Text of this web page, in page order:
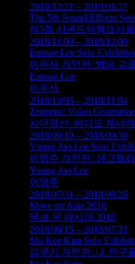
2018/12/21 – 2019/01/27
The 5th Sound Effects
제5회 사운드이펙트서
2018/11/09 – 2018/12/09
Eunsae Lee Solo
이은새 개인전: 밤의 괴
Eunsae Lee
이은새
2018/10/05 – 2018/11/04
Zeitgeist: Video Generation
시대정신: 비디오 제너
2018/09/10 – 2018/09/30
Young Joo Lee Solo
이영주 개인전: 샹그릴라
Young Joo Lee
이영주
2018/07/31 – 2018/08/26
Move on Asia 2018
무브 온 아시아 2018
2018/06/15 – 2018/07/22
Mu Kee Kim Solo
김무기 개인전: 내 친구